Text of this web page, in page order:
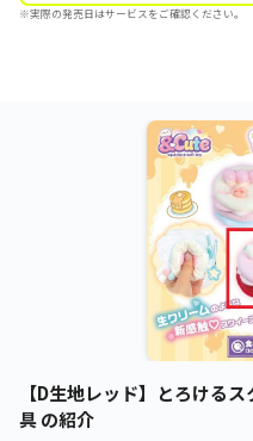
※実際の発売日はサービスをご確認ください。
【D生地レッド】とろける
具 の紹介